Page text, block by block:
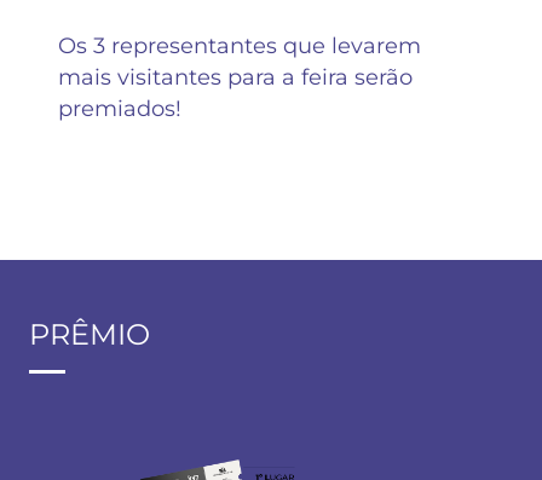
Os 3 representantes que levarem
mais visitantes para a feira serão
premiados!
PRÊMIO